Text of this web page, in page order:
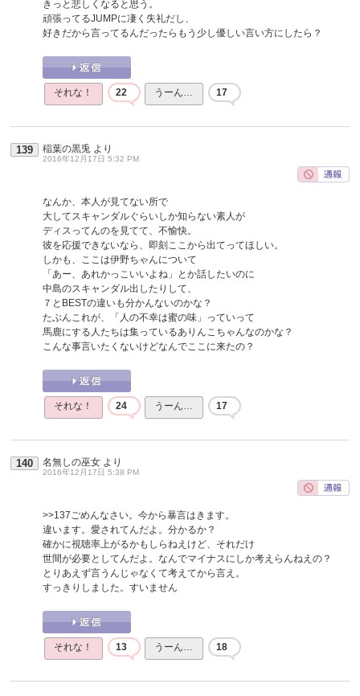
きっと悲しくなると思う。
頑張ってるJUMPに凄く失礼だし、
好きだから言ってるんだったらもう少し優しい言い方にしたら？
それな！ 22 うーん… 17
139 稲葉の黒兎 より
2016年12月17日 5:32 PM
なんか、本人が見てない所で
大してスキャンダルぐらいしか知らない素人が
ディスってんのを見てて、不愉快。
彼を応援できないなら、即刻ここから出てってほしい。
しかも、ここは伊野ちゃんについて
「あー、あれかっこいいよね」とか話したいのに
中島のスキャンダル出したりして、
７とBESTの違いも分かんないのかな？
たぶんこれが、「人の不幸は蜜の味」っていって
馬鹿にする人たちは集っているありんこちゃんなのかな？
こんな事言いたくないけどなんでここに来たの？
それな！ 24 うーん… 17
140 名無しの巫女 より
2016年12月17日 5:38 PM
>>137ごめんなさい。今から暴言はきます。
違います。愛されてんだよ。分かるか？
確かに視聴率上がるかもしらねえけど、それだけ
世間が必要としてんだよ。なんでマイナスにしか考えらんねえの？
とりあえず言うんじゃなくて考えてから言え。
すっきりしました。すいません
それな！ 13 うーん… 18